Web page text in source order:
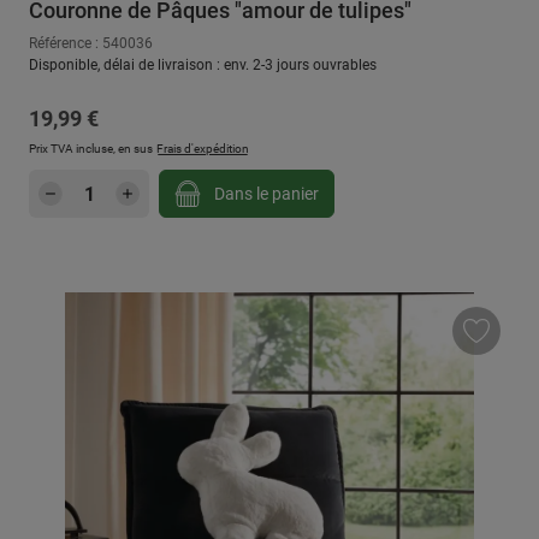
Couronne de Pâques "amour de tulipes"
Référence : 540036
Disponible, délai de livraison : env. 2-3 jours ouvrables
Prix régulier :
19,99 €
Prix TVA incluse, en sus Frais d'expédition
Quantité de produit : Entrez la quantité
Dans le panier